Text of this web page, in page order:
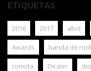
ETIQUETAS
2016 2017 abril
Awards banda de rock
comida Dealer